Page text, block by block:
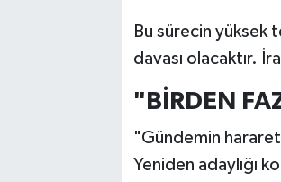
Bu sürecin yüksek
davası olacaktır.
"BİRDEN
"Gündemin
Yeniden adaylığı